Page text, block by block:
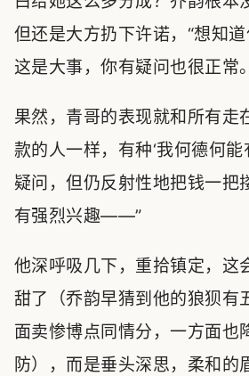
但还是大方扔下许诺，“想知道
这是大事，你有疑问也很正常
果然，青哥的表现就和所有走
款的人一样，有种‘我何德何能
疑问，但仍反射性地把钱一把
有强烈兴趣——”
他深呼吸几下，重拾镇定，这
甜了（乔韵早猜到他的狼狈有
面卖惨博点同情分，一方面也
防），而是垂头深思，柔和的